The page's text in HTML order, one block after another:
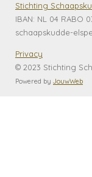
Stichting
IBAN: NL 04 RABO
schaapskudde-
Privacy
© 2023 Stichting
Powered by JouwWeb